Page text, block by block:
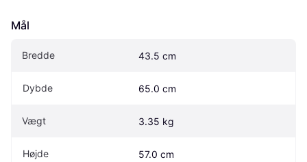
Mål
Bredde 43.5 cm
Dybde 65.0 cm
Vægt 3.35 kg
Højde 57.0 cm